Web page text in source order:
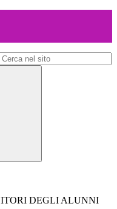
DEGLI ALUNNI